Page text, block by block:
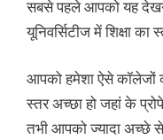
सबसे पहले आपको यह
यूनिवर्सिटीज में शिक्षा
आपको हमेशा ऐसे कॉलेजों
स्तर अच्छा हो जहां के
तभी आपको ज्यादा अच्छे